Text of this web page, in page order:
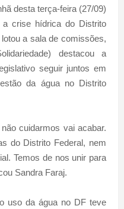
desta terça-feira (27/09)
a crise hídrica do Distrito
a sala de comissões,
destacou a
seguir juntos em
da água no Distrito
cuidarmos vai acabar.
do Distrito Federal, nem
Temos de nos unir para
Sandra Faraj.
uso da água no DF teve